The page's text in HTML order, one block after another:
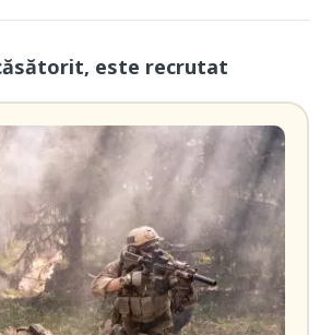
este recrutat